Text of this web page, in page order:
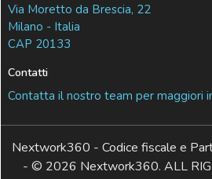
Via Moretto da Brescia, 22
Milano - Italia
CAP 20133
Contatti
Contatta il nostro team per maggiori
Nextwork360 - Codice fiscale e
- © 2026 Nextwork360. ALL